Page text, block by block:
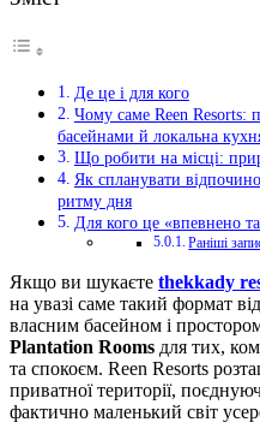
Де це і для кого
Чому саме Reen Resorts:
басейнами й локальна
Що робити на місці:
Як спланувати
ритму дня
Для кого це «впевнено
Раніші
Якщо ви шукаєте thekkady
на увазі саме такий формат
власним басейном і
Plantation Rooms для тих,
та спокоєм. Reen Resorts
приватної території,
фактично маленький світ